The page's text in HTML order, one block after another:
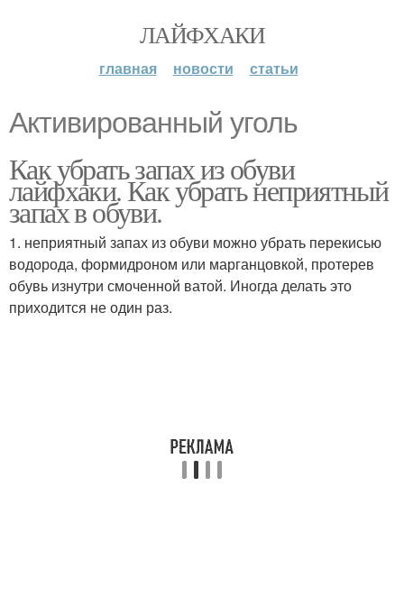
ЛАЙФХАКИ
главная новости статьи
Активированный уголь
Как убрать запах из обуви
лайфхаки. Как убрать неприятный
запах в обуви.
1. неприятный запах из обуви можно убрать перекисью
водорода, формидроном или марганцовкой, протерев
обувь изнутри смоченной ватой. Иногда делать это
приходится не один раз.